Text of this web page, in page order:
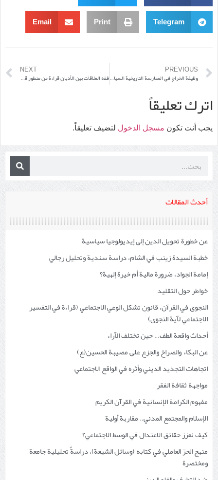
أحدث المقالات
عن خطورة تحويل الدين إلى إيديولوجيا سياسية
خطبة السيدة زينب في الشام، دراسة سندية وتحليل رجالي
إمامة الجواد، ضرورة مالية أم خيرة إلهية؟
خواطر حول التقليد
النجوى في القرآن، قانون تشكل الوعي الاجتماعي (قراءة في التفسير
الاجتماعي لآية النجوى)
أحداث واقعة الطف… حين تختلف الآراء
عن البكاء والصراخ والجزع على مصيبة الحسين(ع)
اتجاهات التجديد الديني وأثره في الواقع الاجتماعي
مواجهة ثقافة الفقر
مفهوم الكرامة الإنسانية في القرآن الكريم
الإسلام والمجتمع المدني.. مقاربة أولية
كيف نعزز حقائق الاعتدال في الوسط الاجتماعي؟
منهج الحرّ العاملي في كتابه (وسائل الشيعة)، دراسةٌ تحليلية جامعة
ومختصرة
Telegram
Print
Email
PREVIOUS
وظيفة الخراج في الممارسة التاريخية السياسية
NEXT
فقه العلاقات بين الأديان قراءة من منظور قاعدة نفي السبيل
اترك تعليقاً
يجب أنت تكون مسجل الدخول لتضيف تعليقاً.